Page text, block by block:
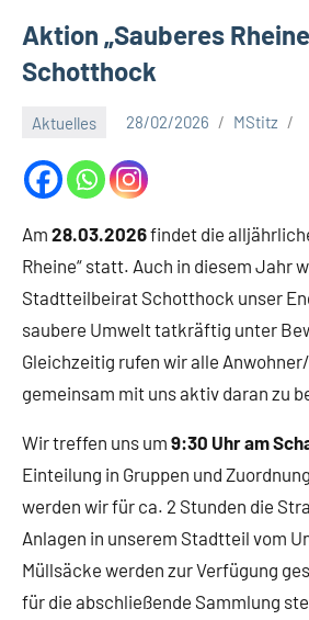
t
S
t
h
o
k
Aktion „Sauberes
Schotthock
Aktuelles 28/02/2026 MStitz
Am 28.03.2026findet die
Rheine“ statt. Auch in diesem Jahr
Stadtteilbeirat Schotthock unser
saubere Umwelt tatkräftig unter
Gleichzeitig rufen wir alle
gemeinsam mit uns aktiv daran zu
Wir treffen uns um 9:30 Uhr am
Einteilung in Gruppen und
werden wir für ca. 2 Stunden die
Anlagen in unserem Stadtteil vom
Müllsäcke werden zur Verfügung
für die abschließende Sammlung